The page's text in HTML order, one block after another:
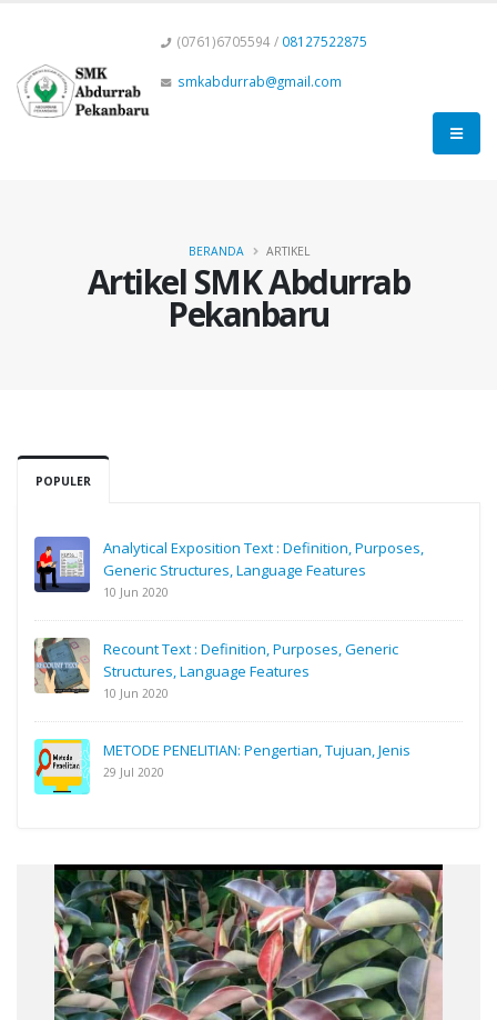
(0761)6705594 / 08127522875
smkabdurrab@gmail.com
Artikel SMK Abdurrab
Pekanbaru
BERANDA ARTIKEL
POPULER
Analytical Exposition Text : Definition, Purposes,
Generic Structures, Language Features
10 Jun 2020
Recount Text : Definition, Purposes, Generic
Structures, Language Features
10 Jun 2020
METODE PENELITIAN: Pengertian, Tujuan, Jenis
29 Jul 2020